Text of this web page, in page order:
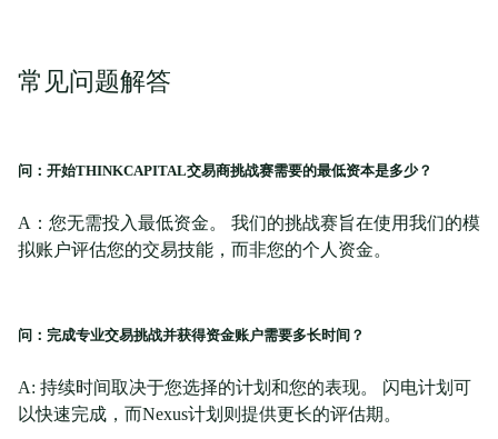
常见问题解答
问：开始THINKCAPITAL交易商挑战赛需要的最低资本是多少？
A：您无需投入最低资金。 我们的挑战赛旨在使用我们的模
拟账户评估您的交易技能，而非您的个人资金。
问：完成专业交易挑战并获得资金账户需要多长时间？
A: 持续时间取决于您选择的计划和您的表现。 闪电计划可
以快速完成，而Nexus计划则提供更长的评估期。